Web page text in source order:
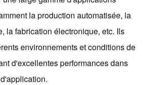
la production automatisée, la
la fabrication électronique, etc. Ils
environnements et conditions de
d'excellentes performances dans